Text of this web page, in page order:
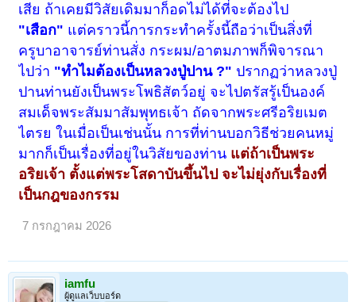
เสีย ถ้าเคยมีวิสัยเดิมมาก็อดไม่ได้ที่จะต้องไป
"เสือก" แต่คราวนี้การกระทำครั้งนี้ถือว่าเป็นสิ่งที่
ครูบาอาจารย์ท่านสั่ง กระผม/อาตมภาพก็พิจารณา
ไปว่า "ทำไมต้องเป็นหลวงปู่ปาน ?" ปรากฏว่าหลวงปู่
ปานท่านยังเป็นพระโพธิสัตว์อยู่ จะไปตรัสรู้เป็นองค์
สมเด็จพระสัมมาสัมพุทธเจ้า ถัดจากพระศรีอริยเมต
ไตรย ในเมื่อเป็นเช่นนั้น การที่ท่านบอกวิธีช่วยคนหมู่
มากก็เป็นเรื่องที่อยู่ในวิสัยของท่าน แต่ถ้าเป็นพระ
อริยเจ้า ตั้งแต่พระโสดาบันขึ้นไป จะไม่ยุ่งกับเรื่องที่
เป็นกฎของกรรม
7 กรกฎาคม 2026
iamfu
ผู้ดูแลเว็บบอร์ด